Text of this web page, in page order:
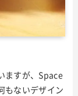
ますが、Space
もないデザイン